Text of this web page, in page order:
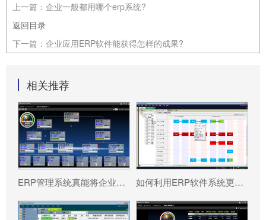
上一篇： 企业一般都用哪个erp系统?
返回目录
下一篇： 企业应用ERP软件能获得怎样的成果?
相关推荐
ERP管理系统真能将企业数据转化为可执行决策吗? 如何利用ERP软件系统更好提升企业运营效率?